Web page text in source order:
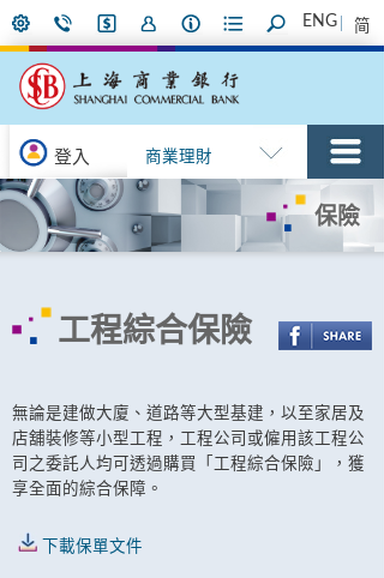
ENG 简
登入 商業理財
保險
工程綜合保險
無論是建做大廈、道路等大型基建，以至家居及
店舖裝修等小型工程，工程公司或僱用該工程公
司之委託人均可透過購買「工程綜合保險」，獲
享全面的綜合保障。
下載保單文件